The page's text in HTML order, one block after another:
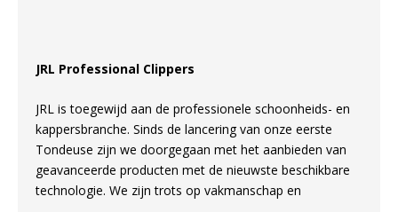
JRL Professional Clippers
JRL is toegewijd aan de professionele schoonheids- en
kappersbranche. Sinds de lancering van onze eerste
Tondeuse zijn we doorgegaan met het aanbieden van
geavanceerde producten met de nieuwste beschikbare
technologie. We zijn trots op vakmanschap en